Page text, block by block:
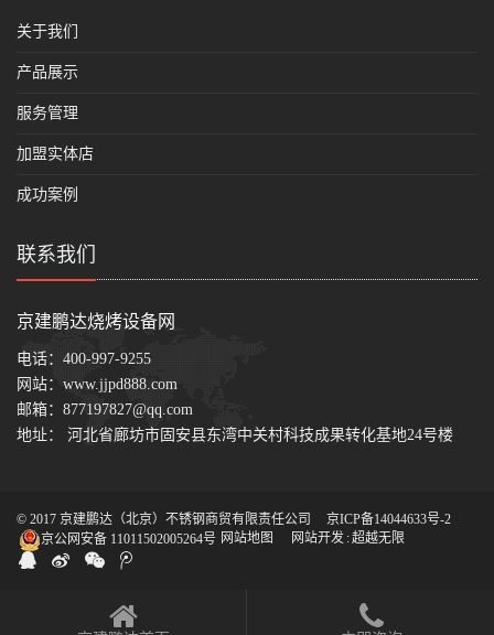
关于我们
产品展示
服务管理
加盟实体店
成功案例
联系我们
京建鹏达烧烤设备网
电话： 400-997-9255
网站： www.jjpd888.com
邮箱： 877197827@qq.com
地址： 河北省廊坊市固安县东湾中关村科技成果转化基地24号楼
© 2017 京建鹏达（北京）不锈钢商贸有限责任公司
京ICP备14044633号-2
京公网安备 11011502005264号 网站地图 网站开发 :超越无限